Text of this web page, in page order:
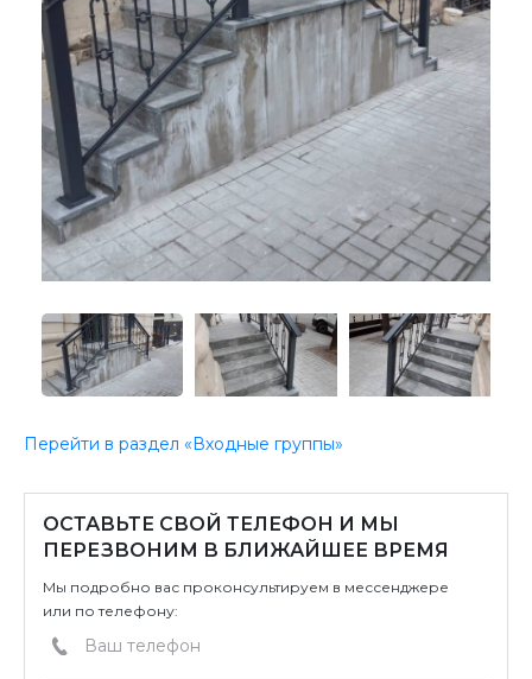
Перейти в раздел «Входные группы»
ОСТАВЬТЕ СВОЙ ТЕЛЕФОН И МЫ
ПЕРЕЗВОНИМ В БЛИЖАЙШЕЕ ВРЕМЯ
Мы подробно вас проконсультируем в мессенджере
или по телефону: